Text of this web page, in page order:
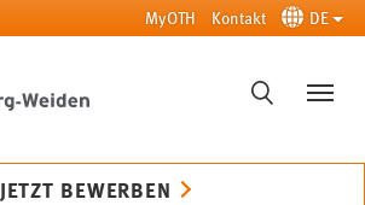
MyOTH Kontakt DE
SUCHE
JETZT BEWERBEN